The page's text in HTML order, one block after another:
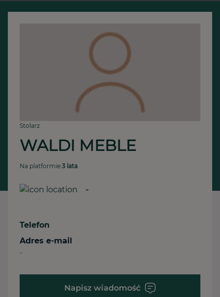
Stolarz
WALDI MEBLE
Na platformie:3 lata
-
Telefon
Adres e-mail
-
Napisz wiadomość